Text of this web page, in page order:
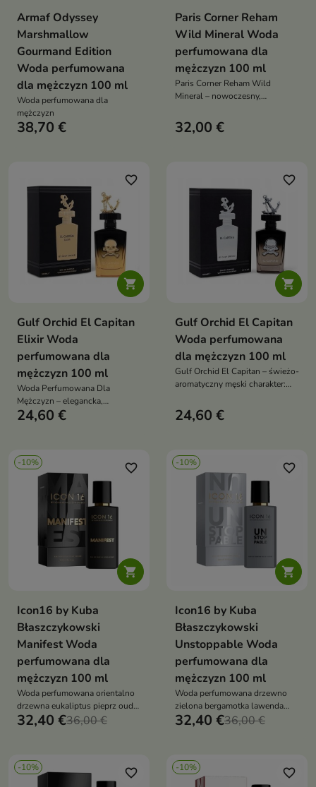
Armaf Odyssey
Marshmallow
Gourmand Edition
Woda perfumowana
dla mężczyzn 100 ml
Woda perfumowana dla
mężczyzn
38,70 €
Paris Corner Reham
Wild Mineral Woda
perfumowana dla
mężczyzn 100 ml
Paris Corner Reham Wild
Mineral – nowoczesny,
męski: słona świeżość i
lotosowa bryza na drzewno-
32,00 €

favorite_border
Gulf Orchid El Capitan
Elixir Woda
perfumowana dla
mężczyzn 100 ml
Woda Perfumowana Dla
Mężczyzn – elegancka,
drzewno-orientalna kompozycja
24,60 €

favorite_border
Gulf Orchid El Capitan
Woda perfumowana
dla mężczyzn 100 ml
Gulf Orchid El Capitan – świeżo-
aromatyczny męski charakter:
starcie, ciepłe serce benzoesu i
cynamonu, a w bazie
24,60 €
-10%

favorite_border
Icon16 by Kuba
Błaszczykowski
Manifest Woda
perfumowana dla
mężczyzn 100 ml
Woda perfumowana orientalno
drzewna eukaliptus pieprz oud
skóra wanilia trwały wegański
32,40 €36,00 €
-10%

favorite_border
Icon16 by Kuba
Błaszczykowski
Unstoppable Woda
perfumowana dla
mężczyzn 100 ml
Woda perfumowana drzewno
zielona bergamotka lawenda
kadzidło paczula sandałowiec
32,40 €36,00 €
-10% favorite_border -10% favorite_border